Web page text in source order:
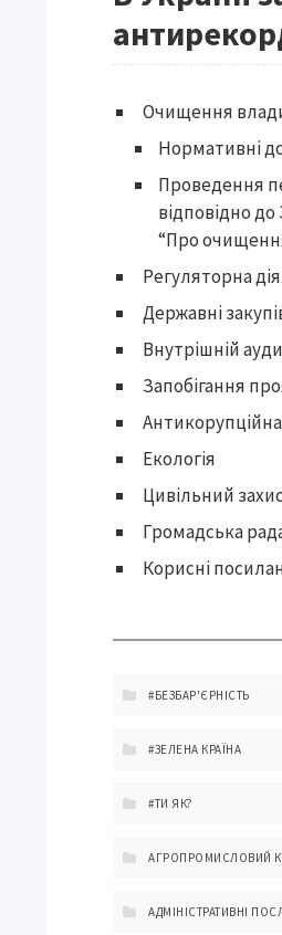
Очищення
Нормативні
Проведення
відповідно
“Про
Регуляторна
Державні
Внутрішній
Запобігання
Екологія
Цивільний
Громадська
Корисні
#БЕЗБАР'ЄРНІСТЬ
#ЗЕЛЕНА КРАЇНА
#ТИ ЯК?
АГРОПРОМИСЛОВИЙ
АДМІНІСТРАТИВНІ